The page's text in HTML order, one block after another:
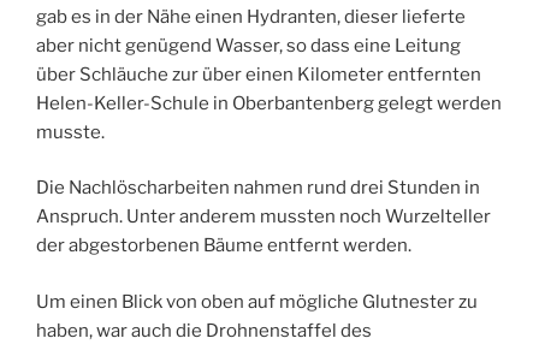
gab es in der Nähe einen Hydranten, dieser lieferte
aber nicht genügend Wasser, so dass eine Leitung
über Schläuche zur über einen Kilometer entfernten
Helen-Keller-Schule in Oberbantenberg gelegt werden
musste.
Die Nachlöscharbeiten nahmen rund drei Stunden in
Anspruch. Unter anderem mussten noch Wurzelteller
der abgestorbenen Bäume entfernt werden.
Um einen Blick von oben auf mögliche Glutnester zu
haben, war auch die Drohnenstaffel des